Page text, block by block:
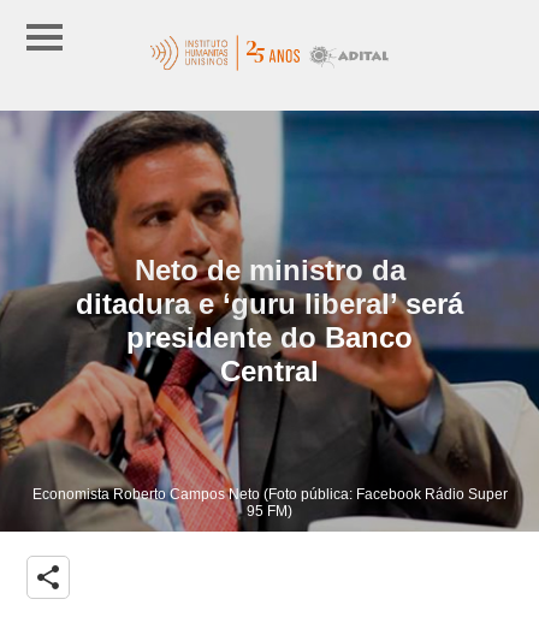
Neto de ministro da
ditadura e ‘guru liberal’ será
presidente do Banco
Central
Economista Roberto Campos Neto (Foto pública: Facebook Rádio Super
95 FM)
share